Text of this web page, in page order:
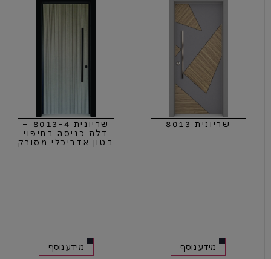
שריונית 8013
מידע נוסף
שריונית 8013-4 –
דלת כניסה בחיפוי
בטון אדריכלי מסורק
מידע נוסף